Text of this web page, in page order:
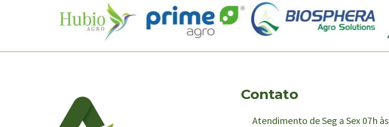
Contato
Atendimento de Seg a Sex 07h às